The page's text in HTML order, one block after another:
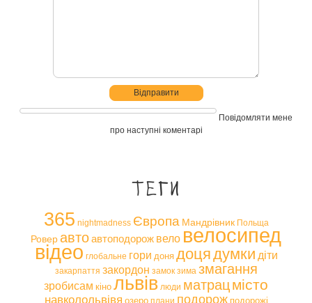
Повідомляти мене
про наступні коментарі
Теги
365 nightmadness Європа Мандрівник Польща
Роверавтоавтоподорож вело велосипед
відео глобальне гори доня доцядумки діти
закарпаття закордон замок зима змагання
зробисам кіно львів люди матрацмісто
навколольвівя озеро подорож подорожі